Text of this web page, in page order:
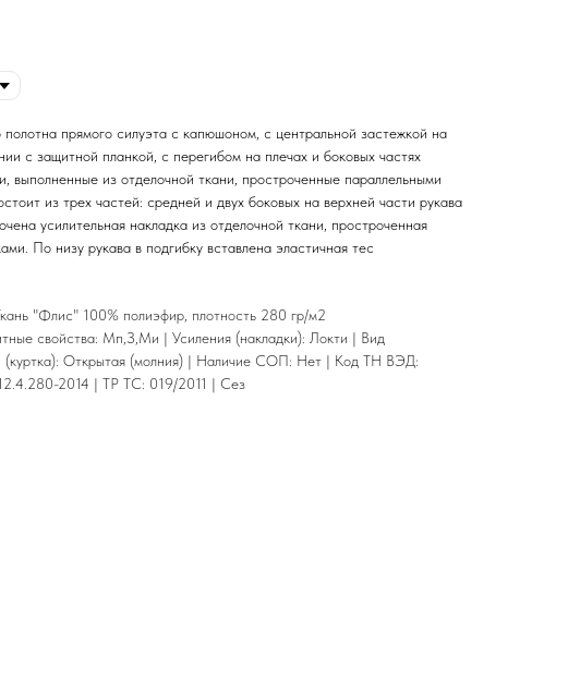
прямого силуэта с капюшоном, с центральной застежкой на
с защитной планкой, с перегибом на плечах и боковых частях
выполненные из отделочной ткани, простроченные параллельными
из трех частей: средней и двух боковых на верхней части рукава
усилительная накладка из отделочной ткани, простроченная
По низу рукава в подгибку вставлена эластичная тес
"Флис" 100% полиэфир, плотность 280 гр/м2
свойства: Мп,З,Ми | Усиления (накладки): Локти | Вид
(куртка): Открытая (молния) | Наличие СОП: Нет | Код ТН ВЭД:
2014 | ТР ТС: 019/2011 | Сез